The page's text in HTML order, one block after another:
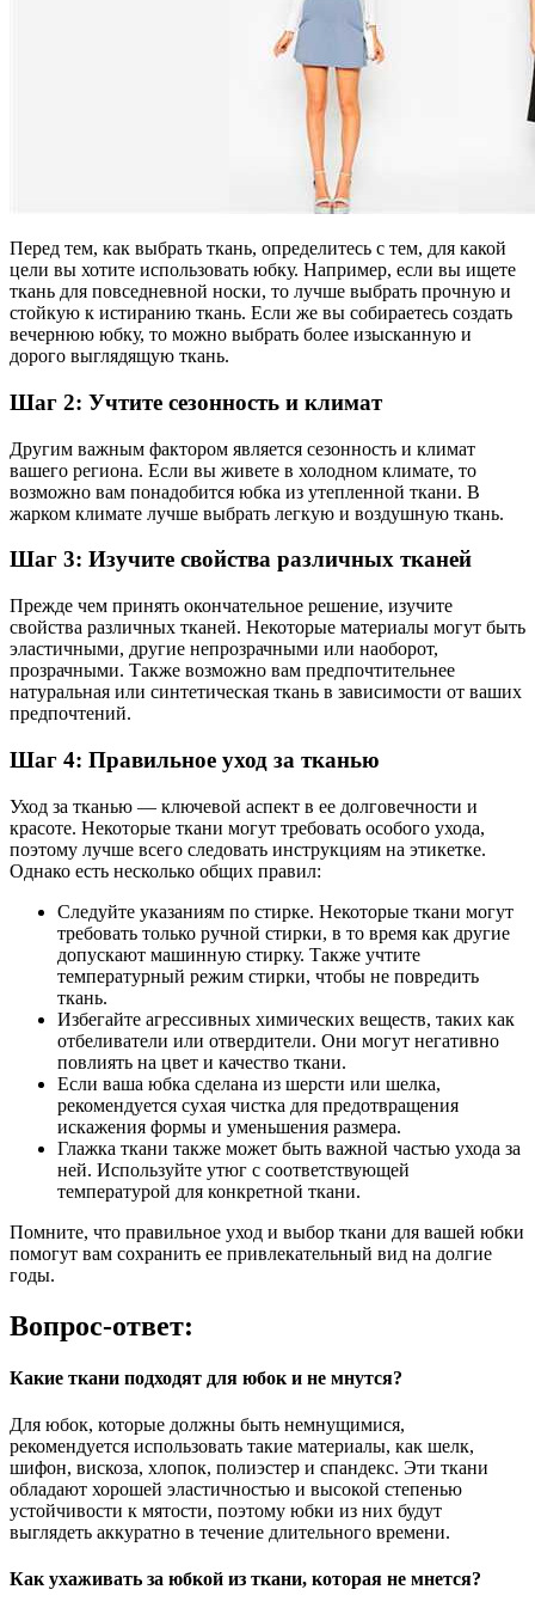
Перед тем, как выбрать ткань, определитесь с тем, для какой
цели вы хотите использовать юбку. Например, если вы ищете
ткань для повседневной носки, то лучше выбрать прочную и
стойкую к истиранию ткань. Если же вы собираетесь создать
вечернюю юбку, то можно выбрать более изысканную и
дорого выглядящую ткань.
Шаг 2: Учтите сезонность и климат
Другим важным фактором является сезонность и климат
вашего региона. Если вы живете в холодном климате, то
возможно вам понадобится юбка из утепленной ткани. В
жарком климате лучше выбрать легкую и воздушную ткань.
Шаг 3: Изучите свойства различных тканей
Прежде чем принять окончательное решение, изучите
свойства различных тканей. Некоторые материалы могут быть
эластичными, другие непрозрачными или наоборот,
прозрачными. Также возможно вам предпочтительнее
натуральная или синтетическая ткань в зависимости от ваших
предпочтений.
Шаг 4: Правильное уход за тканью
Уход за тканью — ключевой аспект в ее долговечности и
красоте. Некоторые ткани могут требовать особого ухода,
поэтому лучше всего следовать инструкциям на этикетке.
Однако есть несколько общих правил:
Следуйте указаниям по стирке. Некоторые ткани могут
требовать только ручной стирки, в то время как другие
допускают машинную стирку. Также учтите
температурный режим стирки, чтобы не повредить
ткань.
Избегайте агрессивных химических веществ, таких как
отбеливатели или отвердители. Они могут негативно
повлиять на цвет и качество ткани.
Если ваша юбка сделана из шерсти или шелка,
рекомендуется сухая чистка для предотвращения
искажения формы и уменьшения размера.
Глажка ткани также может быть важной частью ухода за
ней. Используйте утюг с соответствующей
температурой для конкретной ткани.
Помните, что правильное уход и выбор ткани для вашей юбки
помогут вам сохранить ее привлекательный вид на долгие
годы.
Вопрос-ответ:
Какие ткани подходят для юбок и не мнутся?
Для юбок, которые должны быть немнущимися,
рекомендуется использовать такие материалы, как шелк,
шифон, вискоза, хлопок, полиэстер и спандекс. Эти ткани
обладают хорошей эластичностью и высокой степенью
устойчивости к мятости, поэтому юбки из них будут
выглядеть аккуратно в течение длительного времени.
Как ухаживать за юбкой из ткани, которая не мнется?